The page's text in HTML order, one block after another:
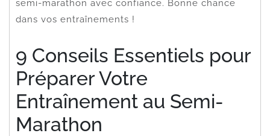
semi-marathon avec confiance. Bonne chance
dans vos entraînements !
9 Conseils Essentiels pour
Préparer Votre
Entraînement au Semi-
Marathon